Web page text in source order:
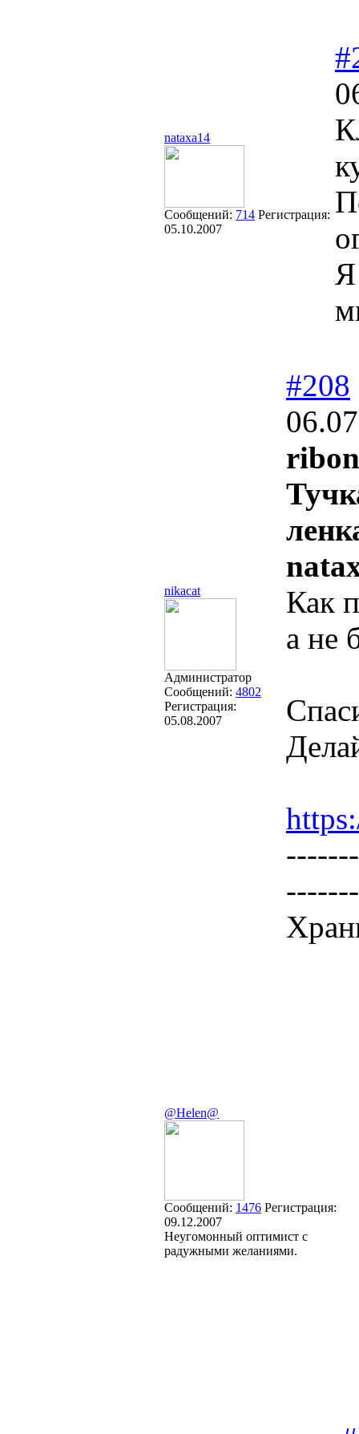
nataxa14
Сообщений: 714 Регистрация:
05.10.2007
Я
nikacat
Администратор
Сообщений: 4802
Регистрация:
05.08.2007
#208
Как
а не
@Helen@
Сообщений: 1476 Регистрация:
09.12.2007
Неугомонный оптимист с
радужными желаниями.